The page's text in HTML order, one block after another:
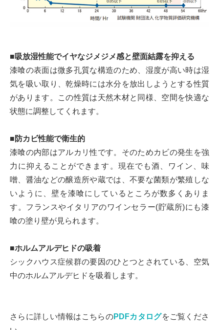
■吸放湿性能でイヤなジメジメ感と壁面結露を抑える
漆喰の表面は微多孔質な構造のため、湿度が高い時は湿
気を吸い取り、乾燥時には水分を放出しようとする性質
があります。この性質は天然木材と同様、空間を快適な
状態に調整してくれます。
■防カビ性能で衛生的
漆喰の内部はアルカリ性です。そのためカビの発生を強
力に抑えることができます。現在でも酒、ワイン、味
噌、醤油などの醸造所や蔵では、不要な菌類が繁殖しな
いように、壁を漆喰にしているところが数多くありま
す。フランスやイタリアのワインセラー(貯蔵所)にも漆
喰の塗り壁が見られます。
■ホルムアルデヒドの吸着
シックハウス症候群の要因のひとつとされている、空気
中のホルムアルデヒドを吸着します。
さらに詳しい情報はこちらのPDFカタログをご覧くださ